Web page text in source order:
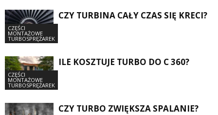
CZĘŚCI
MONTAŻOWE
TURBOSPRĘŻAREK
CZY TURBINA CAŁY CZAS SIĘ KRECI?
CZĘŚCI
MONTAŻOWE
TURBOSPRĘŻAREK
ILE KOSZTUJE TURBO DO C 360?
CZY TURBO ZWIĘKSZA SPALANIE?